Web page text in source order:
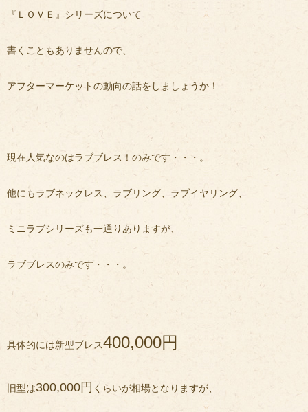
『ＬＯＶＥ』シリーズについて
書くこともありませんので、
アフターマーケットの動向の話をしましょうか！
現在人気なのはラブブレス！のみです・・・。
他にもラブネックレス、ラブリング、ラブイヤリング、
ミニラブシリーズも一通りありますが、
ラブブレスのみです・・・。
具体的には新型ブレス400,000円
旧型は300,000円 くらいが相場となりますが、